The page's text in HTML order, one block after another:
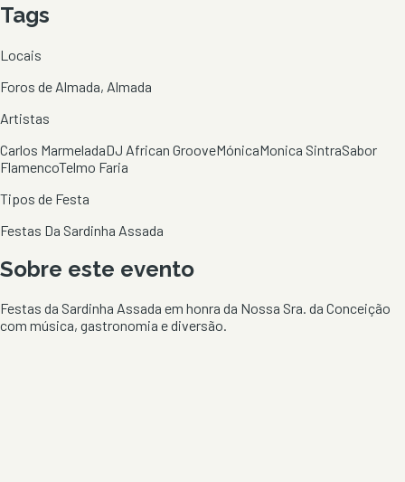
Tags
Locais
Foros de Almada, Almada
Artistas
Carlos MarmeladaDJ African GrooveMónicaMonica SintraSabor
FlamencoTelmo Faria
Tipos de Festa
Festas Da Sardinha Assada
Sobre este evento
Festas da Sardinha Assada em honra da Nossa Sra. da Conceição
com música, gastronomia e diversão.